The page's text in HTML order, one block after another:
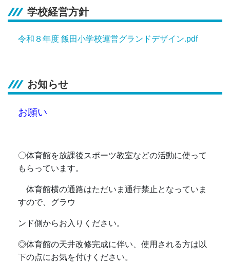
学校経営方針
令和８年度 飯田小学校運営グランドデザイン.pdf
お知らせ
お願い
〇体育館を放課後スポーツ教室などの活動に使って
もらっています。
体育館横の通路はただいま通行禁止となっていま
すので、グラウ
ンド側からお入りください。
◎体育館の天井改修完成に伴い、使用される方は以
下の点にお気を付けください。